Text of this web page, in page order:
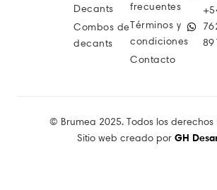
Decants
Combos de
decants
frecuentes
Términos y
condiciones
Contacto
© Brumea 2025. Todos los derechos
Sitio web creado por GH